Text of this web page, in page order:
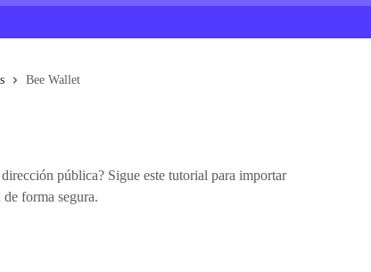
Bee Wallet
pública? Sigue este tutorial para importar
forma segura.